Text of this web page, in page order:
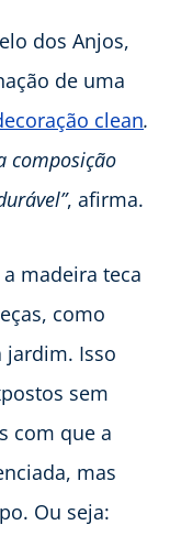
dos Anjos,
de uma
clean.
composição
, afirma.
madeira teca
como
jardim. Isso
sem
com que a
mas
Ou seja: